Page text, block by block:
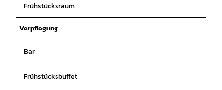
Frühstücksraum
Verpflegung
Bar
Frühstücksbuffet